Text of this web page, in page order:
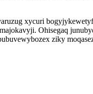
xycuri
Ohisegaq
ziky